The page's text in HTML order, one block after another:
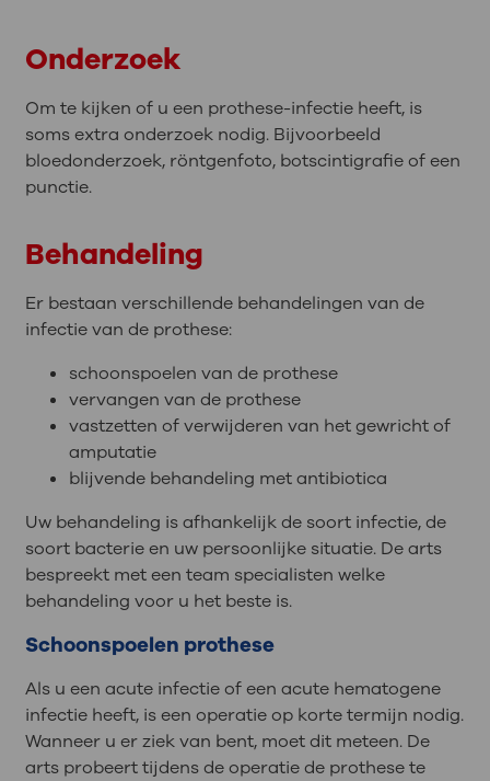
Onderzoek
Om te kijken of u een prothese-infectie heeft, is
soms extra onderzoek nodig. Bijvoorbeeld
bloedonderzoek, röntgenfoto, botscintigrafie of een
punctie.
Behandeling
Er bestaan verschillende behandelingen van de
infectie van de prothese:
schoonspoelen van de prothese
vervangen van de prothese
vastzetten of verwijderen van het gewricht of
amputatie
blijvende behandeling met antibiotica
Uw behandeling is afhankelijk de soort infectie, de
soort bacterie en uw persoonlijke situatie. De arts
bespreekt met een team specialisten welke
behandeling voor u het beste is.
Schoonspoelen prothese
Als u een acute infectie of een acute hematogene
infectie heeft, is een operatie op korte termijn nodig.
Wanneer u er ziek van bent, moet dit meteen. De
arts probeert tijdens de operatie de prothese te